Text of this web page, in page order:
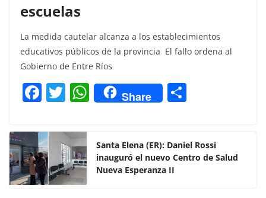
escuelas
La medida cautelar alcanza a los establecimientos
educativos públicos de la provincia El fallo ordena al
Gobierno de Entre Ríos
F
a
c
e
b
o
T
w
itt
er
W
h
s
A
Share
p
ar
Santa Elena (ER): Daniel Rossi
inauguró el nuevo Centro de Salud
Nueva Esperanza II